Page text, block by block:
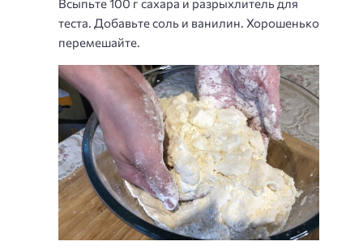
Всыпьте 100 г сахара и разрыхлитель для
теста. Добавьте соль и ванилин. Хорошенько
перемешайте.